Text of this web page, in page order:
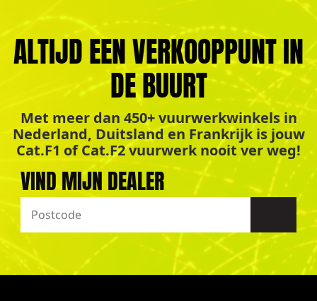
ALTIJD EEN VERKOOPPUNT IN
DE BUURT
Met meer dan 450+ vuurwerkwinkels in
Nederland, Duitsland en Frankrijk is jouw
Cat.F1 of Cat.F2 vuurwerk nooit ver weg!
VIND MIJN DEALER